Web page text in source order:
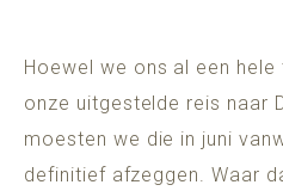
Hoewel we ons al een
onze uitgestelde reis naar
moesten we die in juni
definitief afzeggen. Waar